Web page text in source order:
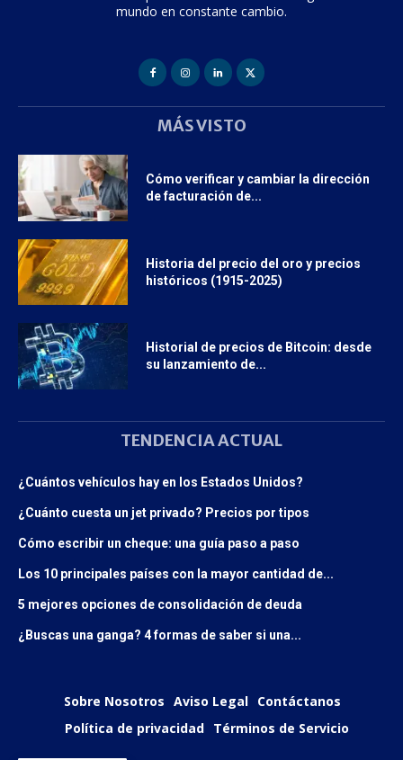
mundo en constante cambio.
MÁS VISTO
Cómo verificar y cambiar la dirección
de facturación de...
Historia del precio del oro y precios
históricos (1915-2025)
Historial de precios de Bitcoin: desde
su lanzamiento de...
TENDENCIA ACTUAL
¿Cuántos vehículos hay en los Estados Unidos?
¿Cuánto cuesta un jet privado? Precios por tipos
Cómo escribir un cheque: una guía paso a paso
Los 10 principales países con la mayor cantidad de...
5 mejores opciones de consolidación de deuda
¿Buscas una ganga? 4 formas de saber si una...
Sobre Nosotros Aviso Legal Contáctanos
Política de privacidad Términos de Servicio